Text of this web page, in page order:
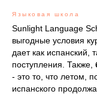
Языковая школа
Sunlight Language
выгодные условия
дает как испанский,
поступления. Также,
- это то, что летом,
испанского